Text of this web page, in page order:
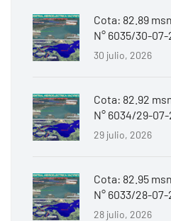
Cota: 82.89
N° 6035/30-
30 julio, 2026
Cota: 82.92
N° 6034/29-
29 julio, 2026
Cota: 82.95
N° 6033/28-
28 julio, 2026